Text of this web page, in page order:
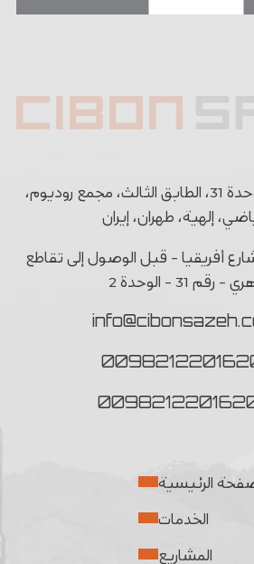
الوحدة 31، الطابق الثالث، مجمع روديوم،
أفريقيا - قبل الوصول إلى تقاطع
- الوحدة 2
الرئيسية
الخدمات
المشاريع